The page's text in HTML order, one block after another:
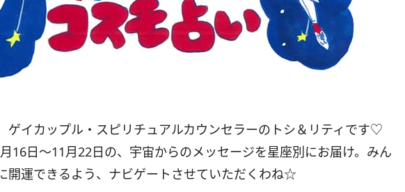
イカップル・スピリチュアルカウンセラーのトシ＆リティです♡
月16日〜11月22日の、宇宙からのメッセージを星座別にお届け。みん
開運できるよう、ナビゲートさせていただくわね☆